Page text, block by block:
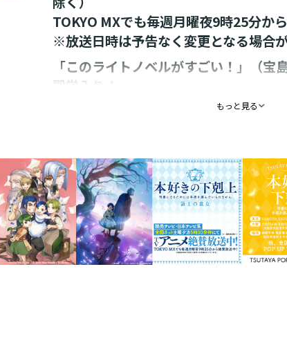
TOKYO MXでも毎週月曜夜9時25分か
※放送日時は予告なく変更となる場合が
「このライトノベルがすごい！」（宝島
殿堂入り！
シリーズ累計1200万部突破！（電子書
震える手を押さえながら、ローゼマインはつい
消を告げた。
またひとつ、ローゼマインとのつながりが消え
るルッツだったが……。
一方、ローゼマインに仕える貴族の側近たちは
身の課題と向き合っていく――。
貴族院図書館を目指して一心不乱に駆け抜け
もっと見る